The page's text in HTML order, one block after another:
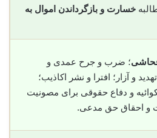
خسارت و بازگرداندن اموال به
؛ ضرب و جرح عمدی و
و آزار؛ افترا و نشر اکاذیب؛
و دفاع حقوقی برای مصونیت
و احقاق حق مدعی.